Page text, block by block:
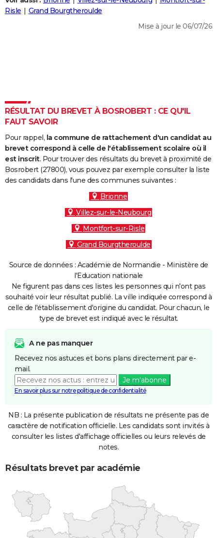
Destinations
City break
Voyage nature
Voyage de noces
Forum
Climat
+
PHOTO
Dictionnaire
Biographies
Citations
Expressions
Proverbes
PROGRAMME TV
S'inscrire
Se connecter
Lycées
Collèges
Primaires
Universités
Entreprises
Service militaire
Avis de recherche
AVIS DE DÉCÈS
FORUM
Risle
Grand Bourgtheroulde
Mise à jour le 06/07/26
RÉSULTAT DU BREVET À BOSROBERT : CE QU'IL
FAUT SAVOIR
Pour rappel, la commune de rattachement d'un candidat au
brevet correspond à celle de l'établissement scolaire où il
est inscrit. Pour trouver des résultats du brevet à proximité de
Bosrobert (27800), vous pouvez par exemple consulter la liste
des candidats dans l'une des communes suivantes :
Brionne
Villez-sur-le-Neubourg
Montfort-sur-Risle
Grand Bourgtheroulde
Source de données : Académie de Normandie - Ministère de
l'Education nationale
Ne figurent pas dans ces listes les personnes qui n'ont pas
souhaité voir leur résultat publié. La ville indiquée correspond à
celle de l'établissement d'origine du candidat. Pour chacun, le
type de brevet est indiqué avec le résultat.
A ne pas manquer
Recevez nos astuces et bons plans directement par e-
mail.
Je m'abonne
En savoir plus sur notre politique de confidentialité
NB : La présente publication de résultats ne présente pas de
caractère de notification officielle. Les candidats sont invités à
consulter les listes d'affichage officielles ou leurs relevés de
notes.
Résultats brevet par académie